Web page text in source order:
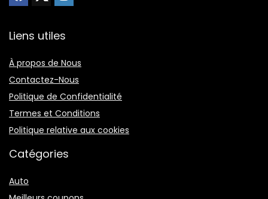
Liens utiles
À propos de Nous
Contactez-Nous
Politique de Confidentialité
Termes et Conditions
Politique relative aux cookies
Catégories
Auto